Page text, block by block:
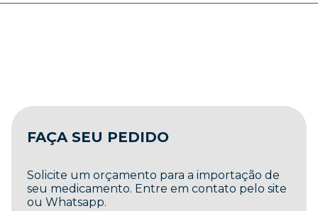
FAÇA SEU PEDIDO
Solicite um orçamento para a importação de
seu medicamento. Entre em contato pelo site
ou Whatsapp.